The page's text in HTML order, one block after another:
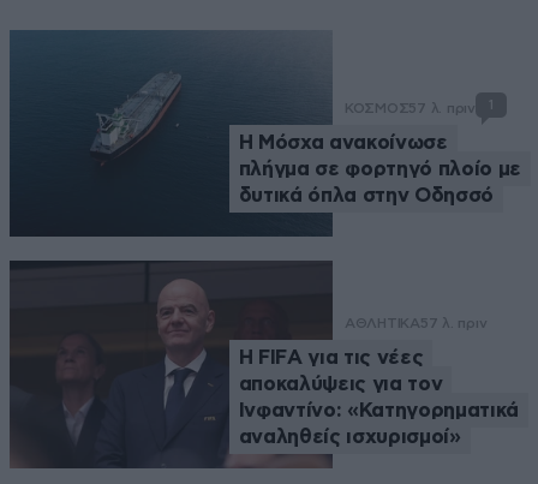
ΚΟΣΜΟΣ57 λ. πριν 1
Η Μόσχα ανακοίνωσε
πλήγμα σε φορτηγό πλοίο με
δυτικά όπλα στην Οδησσό
ΑΘΛΗΤΙΚΑ57 λ. πριν
Η FIFA για τις νέες
αποκαλύψεις για τον
Ινφαντίνο: «Κατηγορηματικά
αναληθείς ισχυρισμοί»